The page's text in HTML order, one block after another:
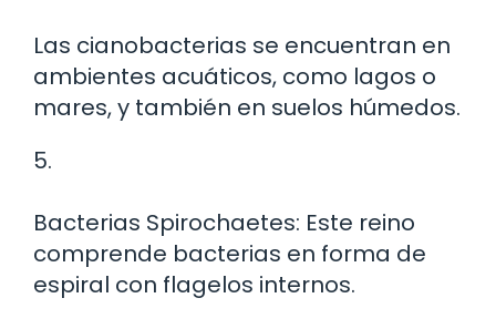
Las cianobacterias se encuentran en
ambientes acuáticos, como lagos o
mares, y también en suelos húmedos.
5.
Bacterias Spirochaetes: Este reino
comprende bacterias en forma de
espiral con flagelos internos.